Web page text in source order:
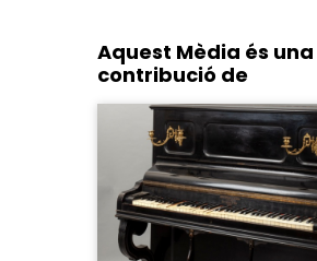
Aquest Mèdia és una
contribució de